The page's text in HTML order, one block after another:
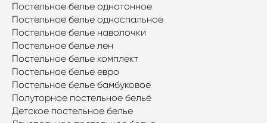
Постельное белье однотонное
Постельное белье односпальное
Постельное белье наволочки
Постельное белье лен
Постельное белье комплект
Постельное белье евро
Постельное белье бамбуковое
Полуторное постельное бельё
Детское постельное белье